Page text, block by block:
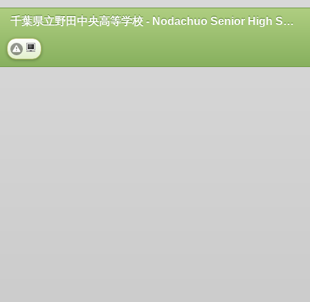
千葉県立野田中央高等学校 - Nodachuo Senior High School